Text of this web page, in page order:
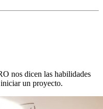
nos dicen las habilidades
un proyecto.